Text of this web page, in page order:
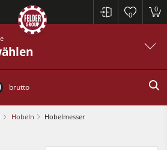
0
0
brutto
Hobeln Hobelmesser